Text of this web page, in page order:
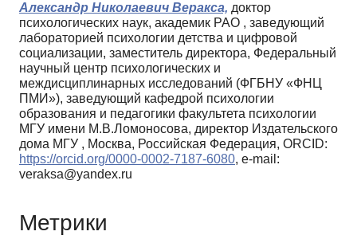
Александр Николаевич Веракса, доктор
психологических наук, академик РАО , заведующий
лабораторией психологии детства и цифровой
социализации, заместитель директора, Федеральный
научный центр психологических и
междисциплинарных исследований (ФГБНУ «ФНЦ
ПМИ»), заведующий кафедрой психологии
образования и педагогики факультета психологии
МГУ имени М.В.Ломоносова, директор Издательского
дома МГУ , Москва, Российская Федерация, ORCID:
https://orcid.org/0000-0002-7187-6080, e-mail:
veraksa@yandex.ru
Метрики